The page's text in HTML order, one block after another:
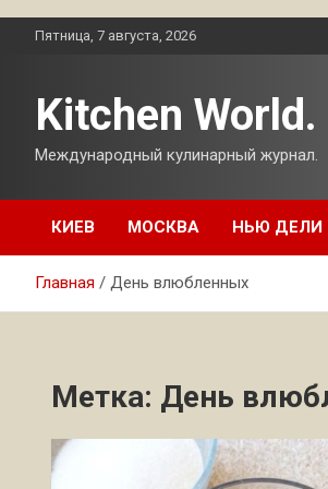
ПерейтиПятница, 7 августа, 2026
Kitchen World.
Международный кулинарный журнал.
КИЕВ МОСКВА НЬЮ ДЕЛИ
Главная День влюбленных
Метка: День